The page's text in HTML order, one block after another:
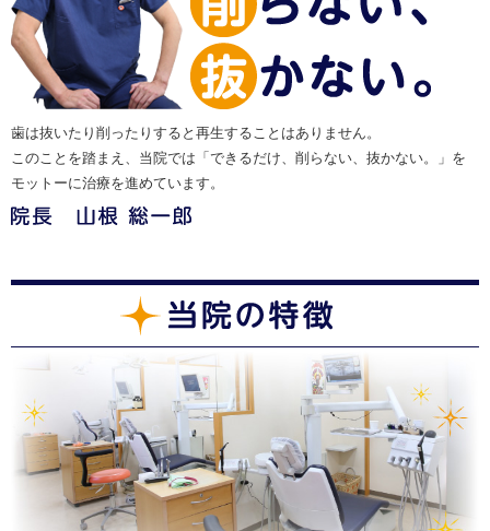
歯は抜いたり削ったりすると再生することはありません。
このことを踏まえ、当院では「できるだけ、削らない、抜かない。」を
モットーに治療を進めています。